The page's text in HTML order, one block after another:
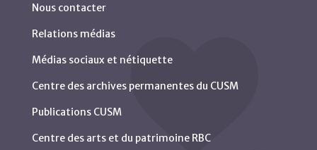
Nous contacter
Relations médias
Médias sociaux et nétiquette
Centre des archives permanentes du CUSM
Publications CUSM
Centre des arts et du patrimoine RBC